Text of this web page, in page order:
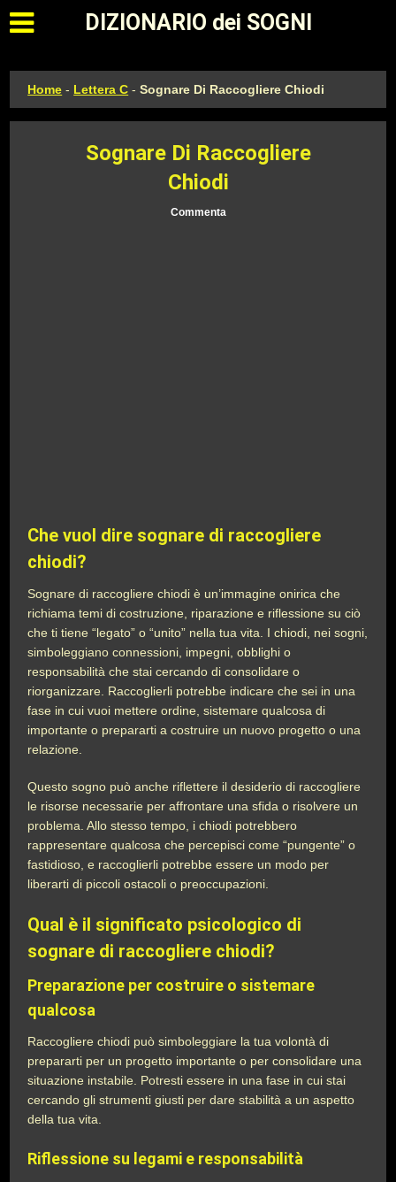
Apri il menu principale
DIZIONARIO dei SOGNI
Home - Lettera C -Sognare Di Raccogliere Chiodi
Sognare Di Raccogliere
Chiodi
Commenta
Che vuol dire sognare di raccogliere
chiodi?
Sognare di raccogliere chiodi è un’immagine onirica che
richiama temi di costruzione, riparazione e riflessione su ciò
che ti tiene “legato” o “unito” nella tua vita. I chiodi, nei sogni,
simboleggiano connessioni, impegni, obblighi o
responsabilità che stai cercando di consolidare o
riorganizzare. Raccoglierli potrebbe indicare che sei in una
fase in cui vuoi mettere ordine, sistemare qualcosa di
importante o prepararti a costruire un nuovo progetto o una
relazione.
Questo sogno può anche riflettere il desiderio di raccogliere
le risorse necessarie per affrontare una sfida o risolvere un
problema. Allo stesso tempo, i chiodi potrebbero
rappresentare qualcosa che percepisci come “pungente” o
fastidioso, e raccoglierli potrebbe essere un modo per
liberarti di piccoli ostacoli o preoccupazioni.
Qual è il significato psicologico di
sognare di raccogliere chiodi?
Preparazione per costruire o sistemare
qualcosa
Raccogliere chiodi può simboleggiare la tua volontà di
prepararti per un progetto importante o per consolidare una
situazione instabile. Potresti essere in una fase in cui stai
cercando gli strumenti giusti per dare stabilità a un aspetto
della tua vita.
Riflessione su legami e responsabilità